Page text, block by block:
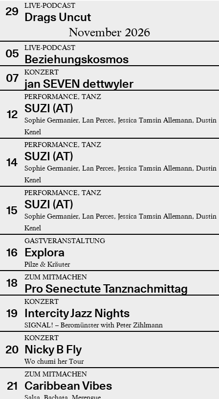
29
LIVE-PODCAST
Drags Uncut
November 2026
05 LIVE-PODCAST
Beziehungskosmos
07
KONZERT
jan SEVEN dettwyler
12
PERFORMANCE, TANZ
SUZI (AT)
Sophie Germanier, Lan Perces, Jessica Tamsin Allemann, Dustin
Kenel
14
PERFORMANCE, TANZ
SUZI (AT)
Sophie Germanier, Lan Perces, Jessica Tamsin Allemann, Dustin
Kenel
15
PERFORMANCE, TANZ
SUZI (AT)
Sophie Germanier, Lan Perces, Jessica Tamsin Allemann, Dustin
Kenel
16
GASTVERANSTALTUNG
Explora
Pilze & Kräuter
18 ZUM MITMACHEN
Pro Senectute Tanznachmittag
19
KONZERT
Intercity Jazz Nights
SIGNAL! – Beromünster with Peter Zihlmann
20
KONZERT
Nicky B Fly
Wo chumi her Tour
21
ZUM MITMACHEN
Caribbean Vibes